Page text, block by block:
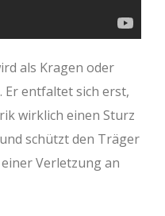
als Kragen oder
Er entfaltet sich erst,
wirklich einen Sturz
schützt den Träger
Verletzung an